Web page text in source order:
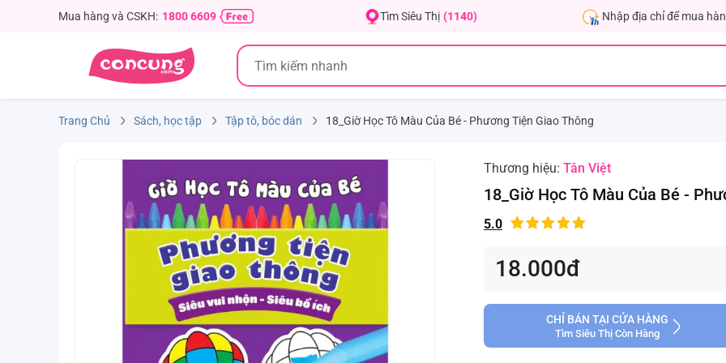
Mua hàng và CSKH: 1800 6609 Tìm Siêu Thị (1140) Nhập địa chỉ để mua
Trang Chủ Sách, học tập Tập tô, bóc dán 18_Giờ Học Tô Màu Của Bé - Phương Tiện Giao Thông
Thương hiệu: Tân Việt
18_Giờ Học Tô Màu Của Bé -
5.0
18.000đ
CHỈ BÁN TẠI CỬA HÀNG
Tìm Siêu Thị Còn Hàng